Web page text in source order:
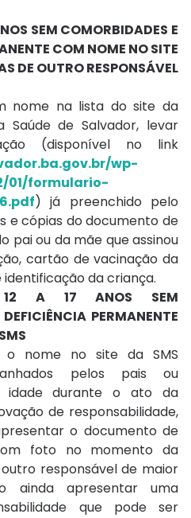
SEM COMORBIDADES E
COM NOME NO SITE
DE OUTRO RESPONSÁVEL
nome na lista do site da
Saúde de Salvador, levar
(disponível no link
wp-
01/formulario-
) já preenchido pelo
e cópias do documento de
pai ou da mãe que assinou
cartão de vacinação da
da criança.
12 A 17 ANOS SEM
PERMANENTE
o nome no site da SMS
pelos pais ou
idade durante o ato da
de responsabilidade,
o documento de
foto no momento da
responsável de maior
ainda apresentar uma
que pode ser